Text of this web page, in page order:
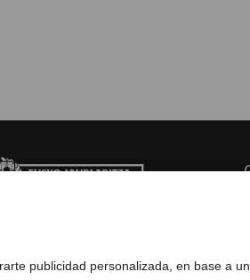
publicidad personalizada, en base a